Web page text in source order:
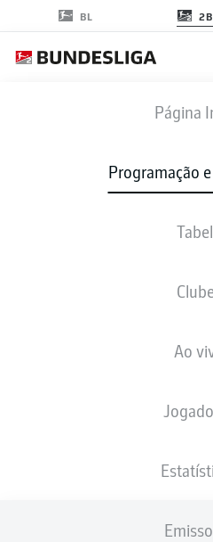
BL
Página
Programação
Ao
PRM
0